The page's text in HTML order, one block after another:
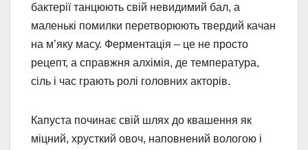
бактерії танцюють свій невидимий бал, а
маленькі помилки перетворюють твердий качан
на м’яку масу. Ферментація – це не просто
рецепт, а справжня алхімія, де температура,
сіль і час грають ролі головних акторів.
Капуста починає свій шлях до квашення як
міцний, хрусткий овоч, наповнений вологою і